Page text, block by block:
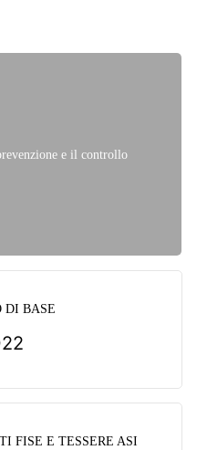
e il controllo
DI BASE
FISE E TESSERE ASI